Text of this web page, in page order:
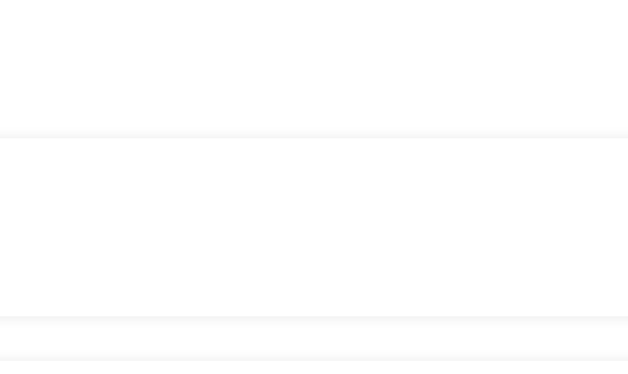
sans complications.
du marché.